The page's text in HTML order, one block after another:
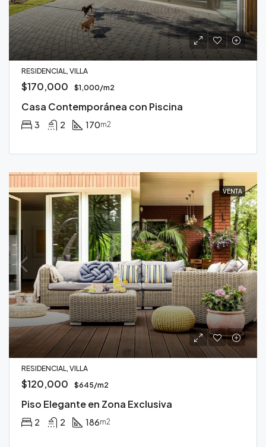
RESIDENCIAL, VILLA
$170,000 $1,000/m2
Casa Contemporánea con Piscina
3 2 170m2
VENTA
RESIDENCIAL, VILLA
$120,000 $645/m2
Piso Elegante en Zona Exclusiva
2 2 186m2